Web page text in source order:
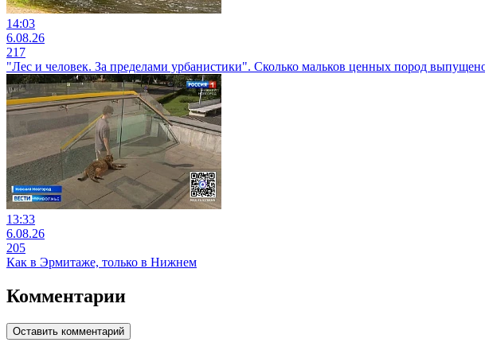
14:03
6.08.26
217
"Лес и человек. За пределами урбанистики". Сколько мальков ценных пород
13:33
6.08.26
205
Как в Эрмитаже, только в Нижнем
Комментарии
Оставить комментарий